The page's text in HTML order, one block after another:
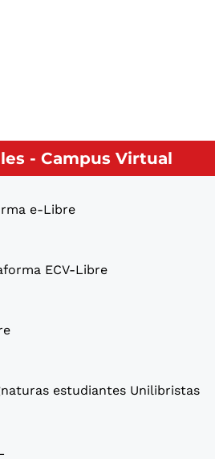
- Campus Virtual
e-Libre
ECV-Libre
estudiantes Unilibristas